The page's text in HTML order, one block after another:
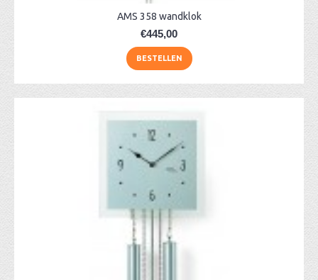
AMS 358 wandklok
€445,00
BESTELLEN